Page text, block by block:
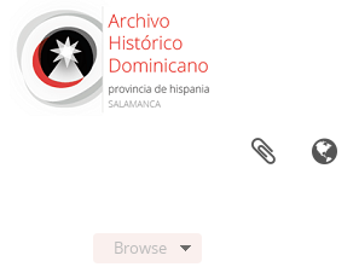
Browse